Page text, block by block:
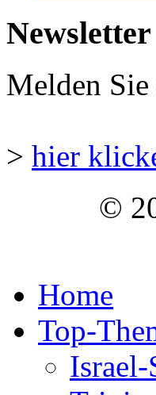
Newsletter
Melden
> hier
©
Home
Top-
Israel-